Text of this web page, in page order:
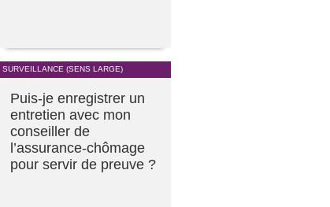
SURVEILLANCE (SENS LARGE)
Puis-je enregistrer un
entretien avec mon
conseiller de
l’assurance-chômage
pour servir de preuve ?